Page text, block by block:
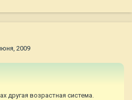
2009
другая возрастная система.